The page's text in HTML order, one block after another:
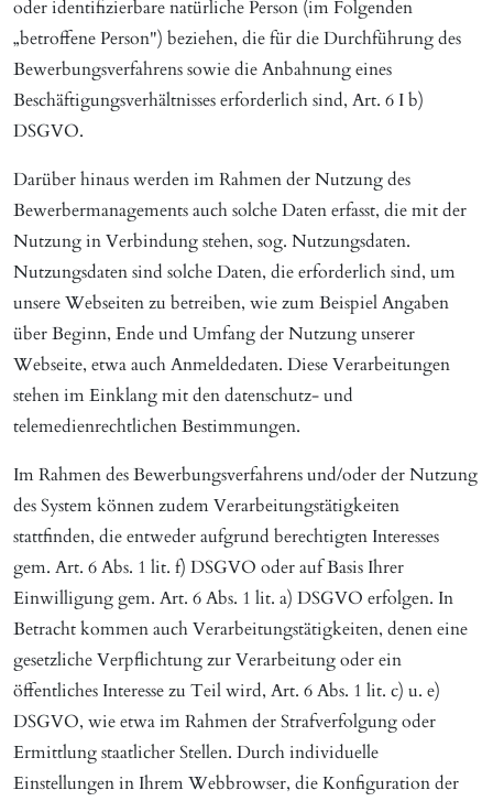
oder identifizierbare natürliche Person (im Folgenden
„betroffene Person") beziehen, die für die Durchführung des
Bewerbungsverfahrens sowie die Anbahnung eines
Beschäftigungsverhältnisses erforderlich sind, Art. 6 I b)
DSGVO.
Darüber hinaus werden im Rahmen der Nutzung des
Bewerbermanagements auch solche Daten erfasst, die mit der
Nutzung in Verbindung stehen, sog. Nutzungsdaten.
Nutzungsdaten sind solche Daten, die erforderlich sind, um
unsere Webseiten zu betreiben, wie zum Beispiel Angaben
über Beginn, Ende und Umfang der Nutzung unserer
Webseite, etwa auch Anmeldedaten. Diese Verarbeitungen
stehen im Einklang mit den datenschutz- und
telemedienrechtlichen Bestimmungen.
Im Rahmen des Bewerbungsverfahrens und/oder der Nutzung
des System können zudem Verarbeitungstätigkeiten
stattfinden, die entweder aufgrund berechtigten Interesses
gem. Art. 6 Abs. 1 lit. f) DSGVO oder auf Basis Ihrer
Einwilligung gem. Art. 6 Abs. 1 lit. a) DSGVO erfolgen. In
Betracht kommen auch Verarbeitungstätigkeiten, denen eine
gesetzliche Verpflichtung zur Verarbeitung oder ein
öffentliches Interesse zu Teil wird, Art. 6 Abs. 1 lit. c) u. e)
DSGVO, wie etwa im Rahmen der Strafverfolgung oder
Ermittlung staatlicher Stellen. Durch individuelle
Einstellungen in Ihrem Webbrowser, die Konfiguration der